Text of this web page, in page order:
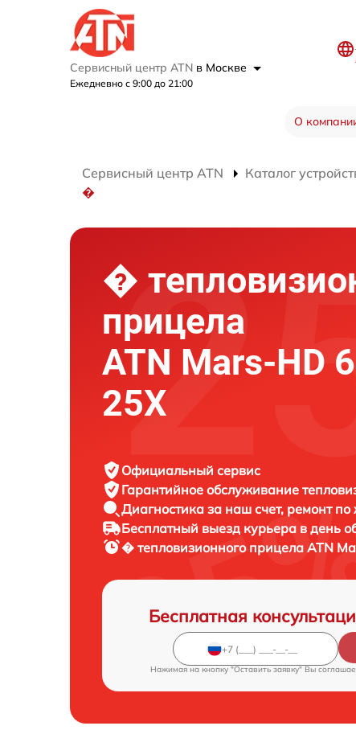
Сервисный центр ATN в Москве
Ежедневно с 9:00 до 21:00
О
Сервисный центр ATN Каталог
�
�
прицела
ATN Mars-HD
25X
Официальный сервис
Гарантийное обслуживание
Диагностика за наш счет, ремонт
Бесплатный выезд курьера в день
� тепловизионного прицела ATN
Бесплатная
Нажимая на кнопку "Оставить заявку" Вы